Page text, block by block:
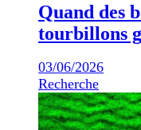
Quand des
tourbillons
03/06/2026
Recherche